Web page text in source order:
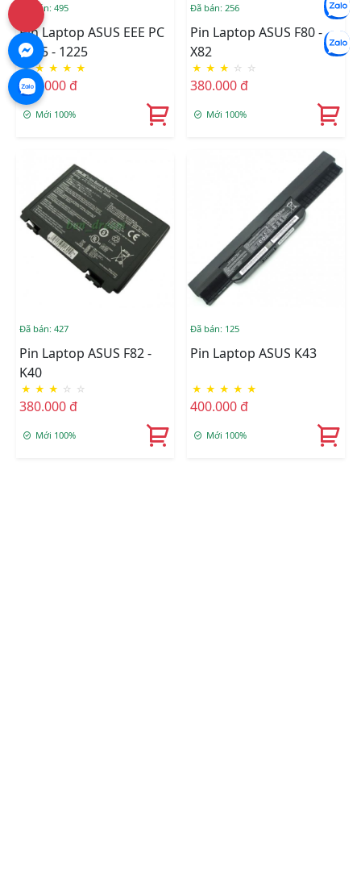
Đã bán: 495
Pin Laptop ASUS EEE PC
1025 - 1225
★ ★ ★ ★ ★
490.000 đ
Mới 100%
Đã bán: 256
Pin Laptop ASUS F80 -
X82
★ ★ ★ ☆ ☆
380.000 đ
Mới 100%
Đã bán: 427
Pin Laptop ASUS F82 -
K40
★ ★ ★ ☆ ☆
380.000 đ
Mới 100%
Đã bán: 125
Pin Laptop ASUS K43
★ ★ ★ ★ ★
400.000 đ
Mới 100%